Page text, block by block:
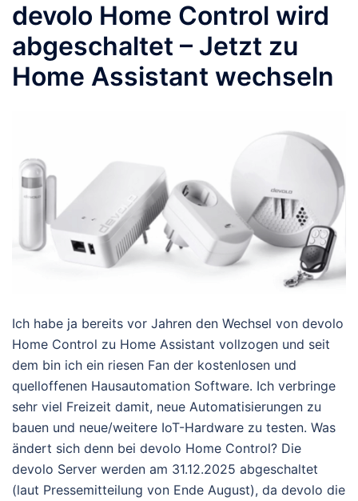
devolo Home Control wird
abgeschaltet – Jetzt zu
Home Assistant wechseln
Ich habe ja bereits vor Jahren den Wechsel von devolo
Home Control zu Home Assistant vollzogen und seit
dem bin ich ein riesen Fan der kostenlosen und
quelloffenen Hausautomation Software. Ich verbringe
sehr viel Freizeit damit, neue Automatisierungen zu
bauen und neue/weitere IoT-Hardware zu testen. Was
ändert sich denn bei devolo Home Control? Die
devolo Server werden am 31.12.2025 abgeschaltet
(laut Pressemitteilung von Ende August), da devolo die